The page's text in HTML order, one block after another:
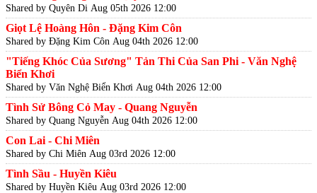
Shared by Quyên Di Aug 05th 2026 12:00
Giọt Lệ Hoàng Hôn - Đặng Kim Côn
Shared by Đặng Kim Côn Aug 04th 2026 12:00
"Tiếng Khóc Của Sương" Tản Thi Của San Phi - Văn Nghệ
Biển Khơi
Shared by Văn Nghệ Biển Khơi Aug 04th 2026 12:00
Tình Sử Bông Cỏ May - Quang Nguyễn
Shared by Quang Nguyễn Aug 04th 2026 12:00
Con Lai - Chi Miên
Shared by Chi Miên Aug 03rd 2026 12:00
Tình Sầu - Huyền Kiêu
Shared by Huyền Kiêu Aug 03rd 2026 12:00